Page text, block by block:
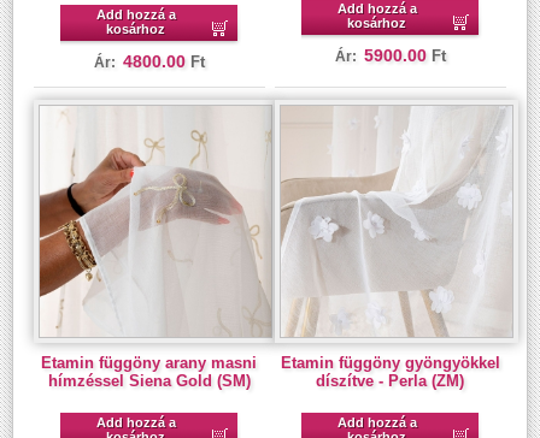
Add hozzá a
kosárhoz
Ár: 4800.00 Ft
Add hozzá a
kosárhoz
Ár: 5900.00 Ft
Etamin függöny arany masni
hímzéssel Siena Gold (SM)
Add hozzá a
Etamin függöny gyöngyökkel
díszítve - Perla (ZM)
Add hozzá a